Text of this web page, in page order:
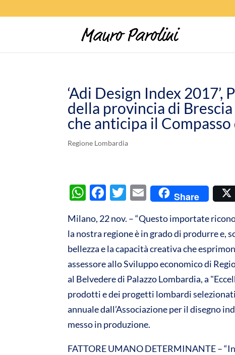
‘Adi Design Index
della provincia di
che anticipa il Compasso
Regione Lombardia
W
at
s
A
p
p
F
e
b
o
o
k
T
itt
er
E
ail
Share
Milano, 22 nov. – “Questo importate
la nostra regione è in grado di produrre e,
bellezza e la capacità creativa che
assessore allo Sviluppo economico di
al Belvedere di Palazzo Lombardia, a
prodotti e dei progetti lombardi
annuale dall’Associazione per il disegno
messo in produzione.
FATTORE UMANO DETERMINANTE –